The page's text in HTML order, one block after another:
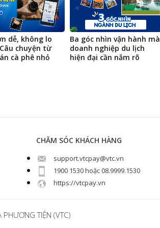
dễ, không lo
chuyện từ
cà phê nhỏ
Ba góc nhìn vận hành mà
doanh nghiệp du lịch
hiện đại cần nắm rõ
CHĂM SÓC KHÁCH HÀNG
support.vtcpay@vtc.vn
1900 1530 hoặc 08.9999.1530
https://vtcpay.vn
TIỆN (VTC)